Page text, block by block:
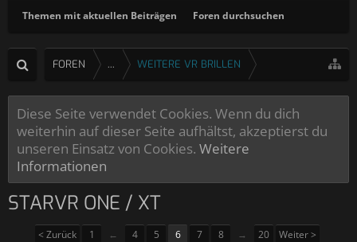
Themen mit aktuellen Beiträgen Foren durchsuchen
FOREN ... WEITERE VR BRILLEN
Diese Seite verwendet Cookies. Wenn du dich
weiterhin auf dieser Seite aufhältst, akzeptierst du
unseren Einsatz von Cookies. Weitere
Informationen
STARVR ONE / XT
< Zurück 1 ← 4 5 6 7 8 → 20 Weiter >